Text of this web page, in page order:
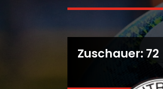
Zuschauer: 72